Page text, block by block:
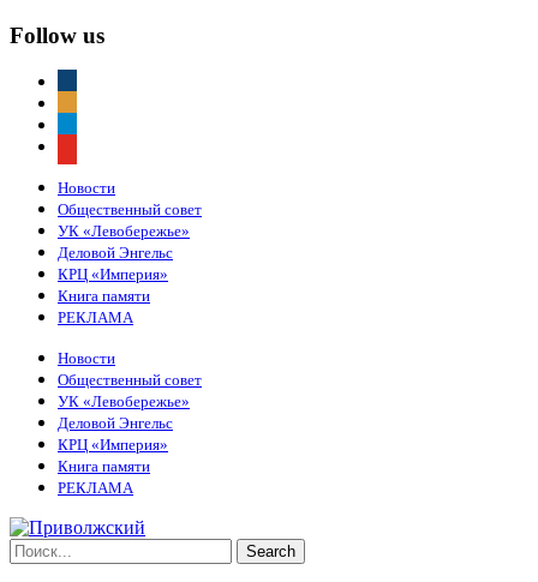
Follow us
Новости
Общественный совет
УК «Левобережье»
Деловой Энгельс
КРЦ «Империя»
Книга памяти
РЕКЛАМА
Новости
Общественный совет
УК «Левобережье»
Деловой Энгельс
КРЦ «Империя»
Книга памяти
РЕКЛАМА